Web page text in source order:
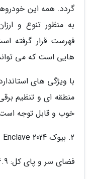
به منظور تنوع و
هایی است که می تواند 9 سرنشین را به راحتی جای
با ویژگی های
منطقه ای و تنظیم
خوب و قابل توجه
2. بیوک Enclave 2024
فضای سر و پای کل: 86.9 اینچ